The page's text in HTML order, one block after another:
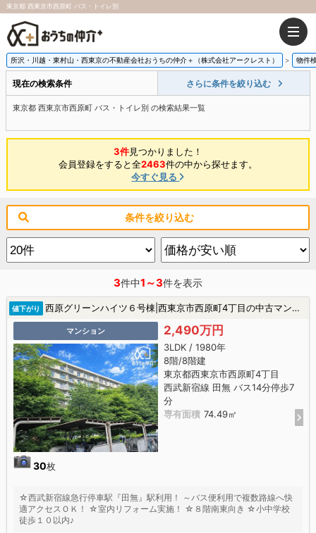
東京都 西東京市西原町 バス・トイレ別
所沢・川越・東村山・西東京の不動産会社おうちの仲介＋（株式会社アークレスト） 物件
現在の検索条件 さらに条件を絞り込む
東京都 西東京市西原町 バス・トイレ別 の検索結果一覧
3件見つかりました！
会員登録をすると全2463件の中から探せます。
今すぐ見る
条件を絞り込む
3件中1～3件を表示
値下がり 西原グリーンハイツ６号棟|西東京市西原町4丁目の中古マンション
マンション
30枚
2,490万円
3LDK / 1980年
8階/8階建
東京都西東京市西原町4丁目
西武新宿線 田無 バス14分停歩7
分
専有面積 74.49㎡
☆西武新宿線急行停車駅『田無』駅利用！ ～バス便利用で複数路線へ快
適アクセスＯＫ！ ☆室内リフォーム実施！ ☆８階南東向き ☆小中学校
徒歩１０以内♪